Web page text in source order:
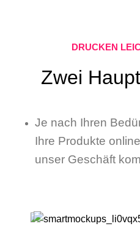
DRUCKEN
Zwei
Je nach Ihren
Ihre Produkte
unser Geschäft
Online